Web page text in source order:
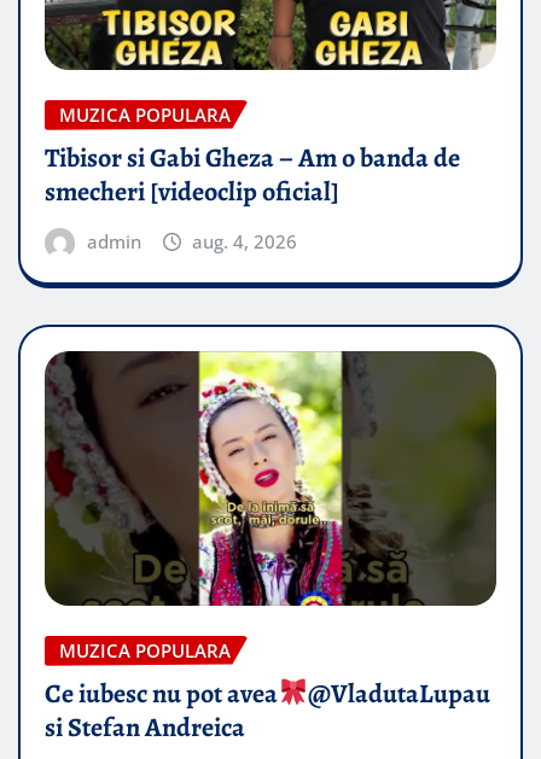
MUZICA POPULARA
Tibisor si Gabi Gheza – Am o banda de
smecheri [videoclip oficial]
admin aug. 4, 2026
MUZICA POPULARA
Ce iubesc nu pot avea
​@VladutaLupau
si Stefan Andreica